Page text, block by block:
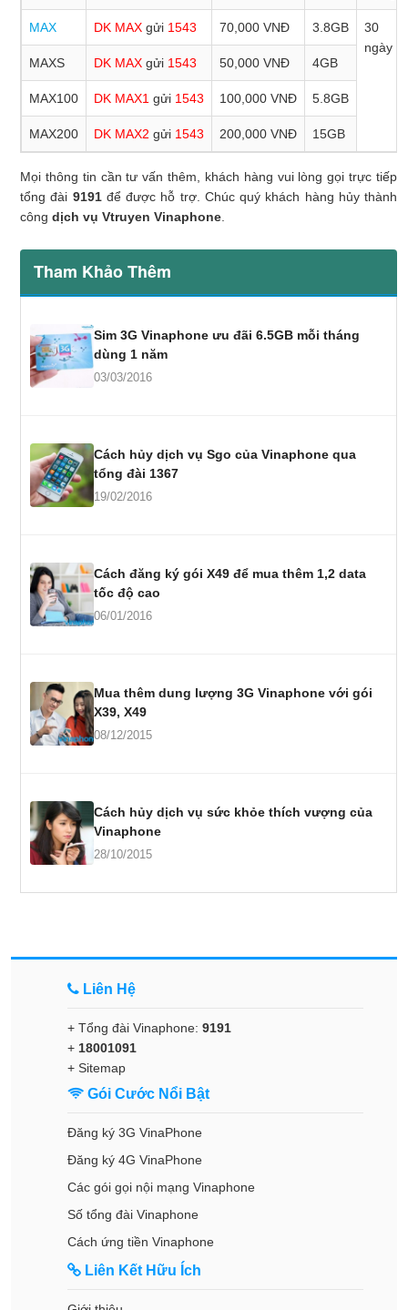
MAX DK MAX gửi 1543 70,000 VNĐ 3.8GB
30
ngày
MAXS
DK MAX gửi 1543 50,000 VNĐ 4GB
MAX100 DK MAX1 gửi 1543 100,000 VNĐ 5.8GB
MAX200 DK MAX2 gửi 1543 200,000 VNĐ 15GB
Mọi thông tin cần tư vấn thêm, khách hàng vui lòng gọi trực tiếp
tổng đài 9191để được hỗ trợ. Chúc quý khách hàng hủy thành
công dịch vụ Vtruyen Vinaphone
Tham Khảo Thêm
Sim 3G Vinaphone ưu đãi 6.5GB mỗi tháng
dùng 1 năm
03/03/2016
Cách hủy dịch vụ Sgo của Vinaphone qua
tổng đài 1367
19/02/2016
Cách đăng ký gói X49 để mua thêm 1,2 data
tốc độ cao
06/01/2016
Mua thêm dung lượng 3G Vinaphone với gói
X39, X49
08/12/2015
Cách hủy dịch vụ sức khỏe thích vượng của
Vinaphone
28/10/2015
Liên Hệ
+ Tổng đài Vinaphone: 9191
+ 18001091
+ Sitemap
Gói Cước Nổi Bật
Đăng ký 3G VinaPhone
Đăng ký 4G VinaPhone
Các gói gọi nội mạng Vinaphone
Số tổng đài Vinaphone
Cách ứng tiền Vinaphone
Liên Kết Hữu Ích